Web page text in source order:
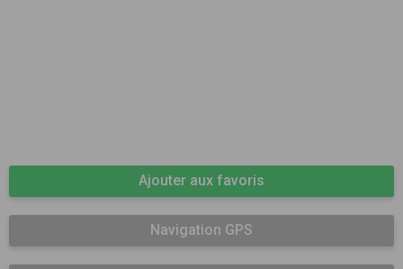
Ajouter aux favoris
Navigation GPS